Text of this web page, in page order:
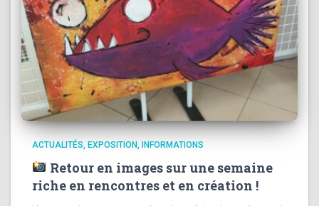
ACTUALITÉS EXPOSITION INFORMATIONS
Retour en images sur une semaine
riche en rencontres et en création !